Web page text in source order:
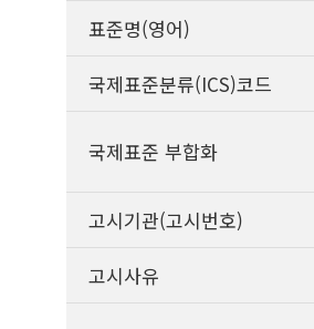
표준명(영어)
국제표준분류(ICS)코드
국제표준 부합화
고시기관(고시번호)
고시사유